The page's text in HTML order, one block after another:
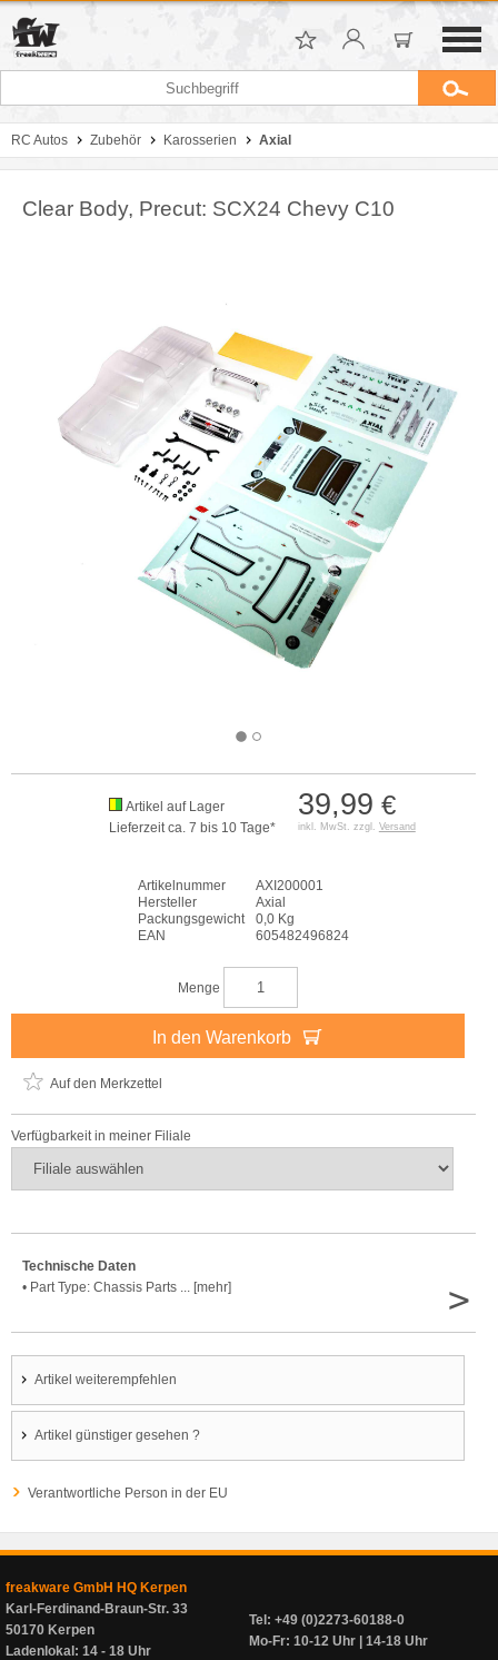
RC Autos Zubehör Karosserien Axial
Clear Body, Precut: SCX24 Chevy C10
39,99 €
inkl. MwSt. zzgl. Versand
Artikel auf Lager
Lieferzeit ca. 7 bis 10 Tage*
Artikelnummer
AXI200001
Hersteller
Axial
Packungsgewicht
0,0 Kg
EAN
605482496824
Menge
In den Warenkorb
Auf den Merkzettel
Verfügbarkeit in meiner Filiale
Technische Daten
• Part Type: Chassis Parts ... [mehr]
>
Artikel weiterempfehlen
Artikel günstiger gesehen ?
Verantwortliche Person in der EU
freakware GmbH HQ Kerpen
Karl-Ferdinand-Braun-Str. 33
50170 Kerpen
Ladenlokal: 14 - 18 Uhr
Tel: +49 (0)2273-60188-0
Mo-Fr: 10-12 Uhr | 14-18 Uhr